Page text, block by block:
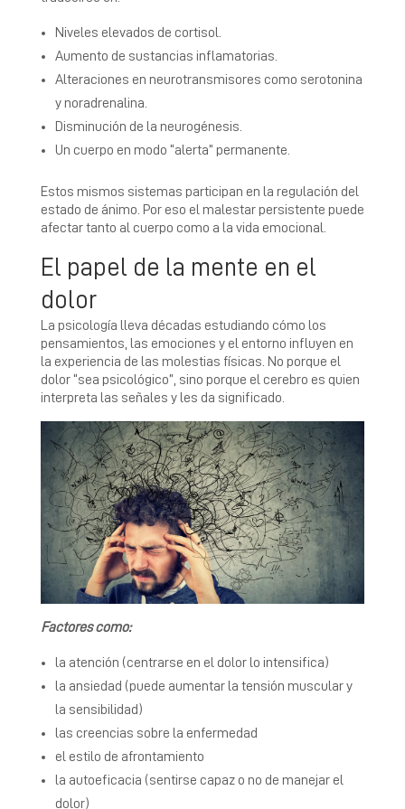
Niveles elevados de cortisol.
Aumento de sustancias inflamatorias.
Alteraciones en neurotransmisores como serotonina
y noradrenalina.
Disminución de la neurogénesis.
Un cuerpo en modo “alerta” permanente.
Estos mismos sistemas participan en la regulación del
estado de ánimo. Por eso el malestar persistente puede
afectar tanto al cuerpo como a la vida emocional.
El papel de la mente en el
dolor
La psicología lleva décadas estudiando cómo los
pensamientos, las emociones y el entorno influyen en
la experiencia de las molestias físicas. No porque el
dolor “sea psicológico”, sino porque el cerebro es quien
interpreta las señales y les da significado.
Factores como:
la atención (centrarse en el dolor lo intensifica)
la ansiedad (puede aumentar la tensión muscular y
la sensibilidad)
las creencias sobre la enfermedad
el estilo de afrontamiento
la autoeficacia (sentirse capaz o no de manejar el
dolor)